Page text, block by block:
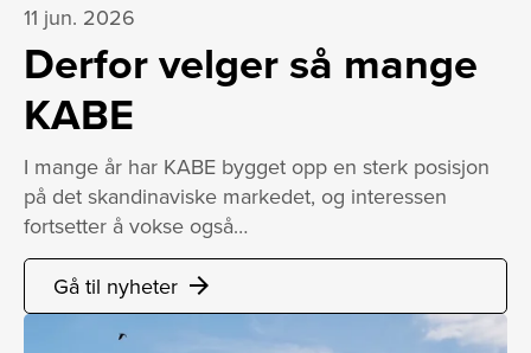
11 jun. 2026
Derfor velger så mange
KABE
I mange år har KABE bygget opp en sterk posisjon
på det skandinaviske markedet, og interessen
fortsetter å vokse også…
Gå til nyheter arrow_forward